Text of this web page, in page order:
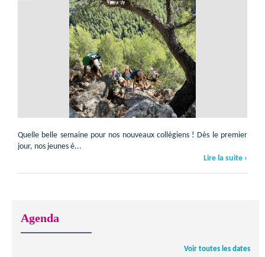
Quelle belle semaine pour nos nouveaux collégiens ! Dès le premier
jour, nos jeunes é...
Lire la suite ›
Agenda
Voir toutes les dates